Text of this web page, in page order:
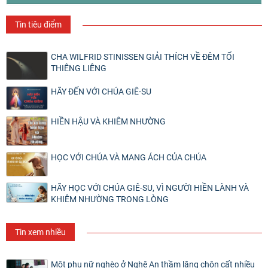
Tin tiêu điểm
CHA WILFRID STINISSEN GIẢI THÍCH VỀ ĐÊM TỐI
THIÊNG LIÊNG
HÃY ĐẾN VỚI CHÚA GIÊ-SU
HIỀN HẬU VÀ KHIÊM NHƯỜNG
HỌC VỚI CHÚA VÀ MANG ÁCH CỦA CHÚA
HÃY HỌC VỚI CHÚA GIÊ-SU, VÌ NGƯỜI HIỀN LÀNH VÀ
KHIÊM NHƯỜNG TRONG LÒNG
Tin xem nhiều
Một phụ nữ nghèo ở Nghệ An thầm lặng chôn cất nhiều